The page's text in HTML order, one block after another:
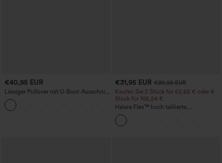
€40,95 EUR
Lässiger Pullover mit U-Boot-Ausschnitt
und Fledermausärmeln.
+1
€31,95 EUR €35,95 EUR
Kaufen Sie 2 Stück für 52,62 € oder 4
Stück für 105,24 €.
Halara Flex™ hoch taillierte,
figurformende Arbeitshose, die die Taille
schmaler wirken lässt, mit Taschen,
weitem Bein und Mikro-Waffelstruktur